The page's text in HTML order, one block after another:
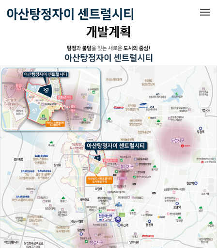
메뉴 건너뛰기
개발계획